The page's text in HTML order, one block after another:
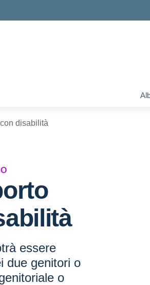
disabilità
essere
due genitori o
o